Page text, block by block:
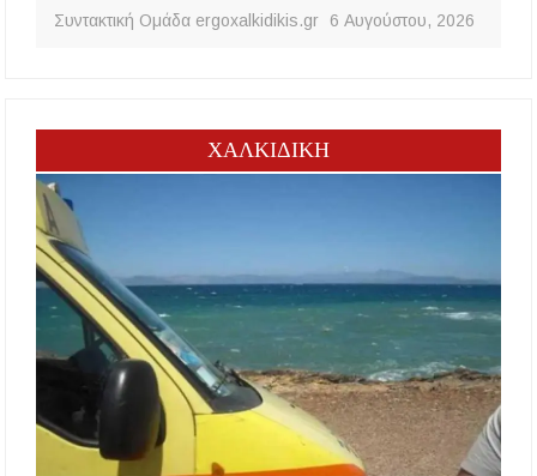
Συντακτική Ομάδα ergoxalkidikis.gr 6 Αυγούστου, 2026
ΧΑΛΚΙΔΙΚΗ